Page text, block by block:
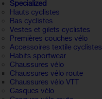
Specialized
Hauts cyclistes
Bas cyclistes
Vestes et gilets cyclistes
Premières couches vélo
Accessoires textile cyclistes
Habits sportwear
Chaussures vélo
Chaussures vélo route
Chaussures vélo VTT
Casques vélo